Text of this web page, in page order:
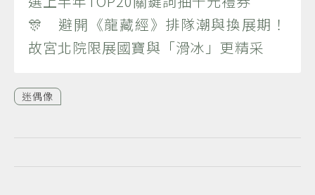
🎊 避開《龍藏經》排隊潮與換展期！
故宮北院限展國寶與「滑冰」更精采
迷偶像